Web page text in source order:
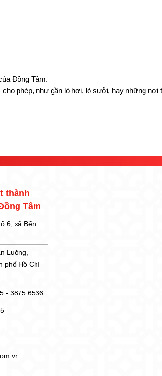
Đồng Tâm.
phép, như gần lò hơi, lò sưởi, hay những nơi
thành
Tâm
6, xã Bến
Luông,
phố Hồ Chí
- 3875 6536